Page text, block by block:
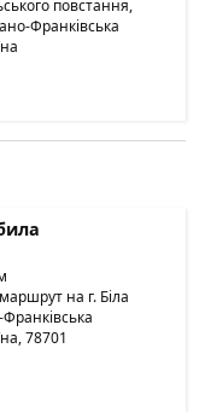
повстання,
Франківська
на г. Біла
78701